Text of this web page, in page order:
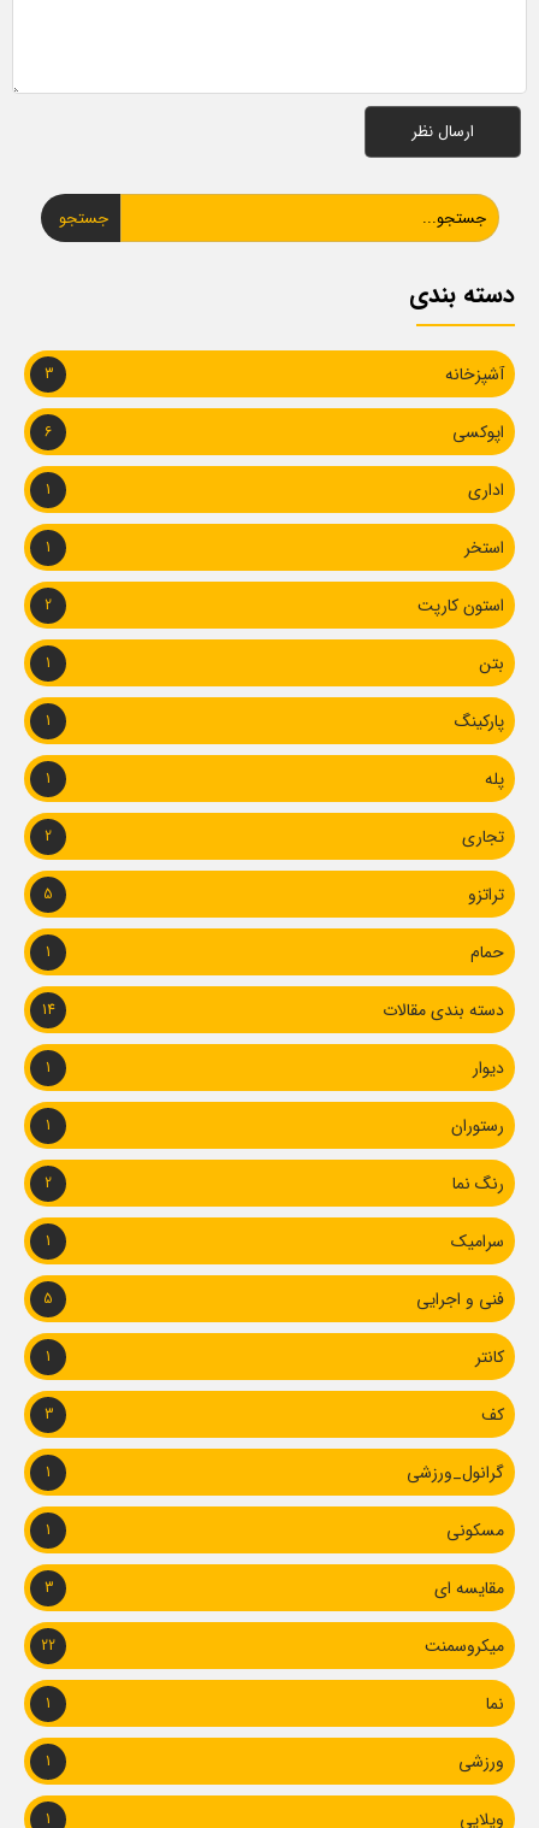
جستجو
دسته بندی
آشپزخانه 3
اپوکسی 6
اداری 1
استخر 1
استون کارپت 2
بتن 1
پارکینگ 1
پله 1
تجاری 2
تراتزو 5
حمام 1
دسته بندی مقالات 14
دیوار 1
رستوران 1
رنگ نما 2
سرامیک 1
فنی و اجرایی 5
کانتر 1
کف 3
گرانول_ورزشی 1
مسکونی 1
مقایسه ای 3
میکروسمنت 22
نما 1
ورزشی 1
ویلایی 1